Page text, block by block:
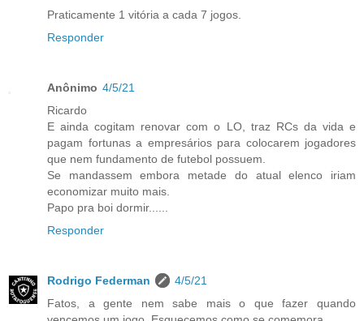
Praticamente 1 vitória a cada 7 jogos.
Responder
Anônimo 4/5/21
Ricardo
E ainda cogitam renovar com o LO, traz RCs da vida e
pagam fortunas a empresários para colocarem jogadores
que nem fundamento de futebol possuem.
Se mandassem embora metade do atual elenco iriam
economizar muito mais.
Papo pra boi dormir......
Responder
Rodrigo Federman
4/5/21
Fatos, a gente nem sabe mais o que fazer quando